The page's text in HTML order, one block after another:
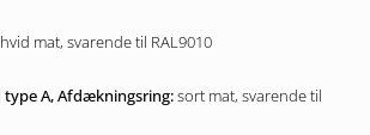
hvid mat, svarende til RAL9010
sort mat, svarende til